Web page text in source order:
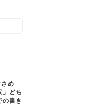
め
」どち
の書き